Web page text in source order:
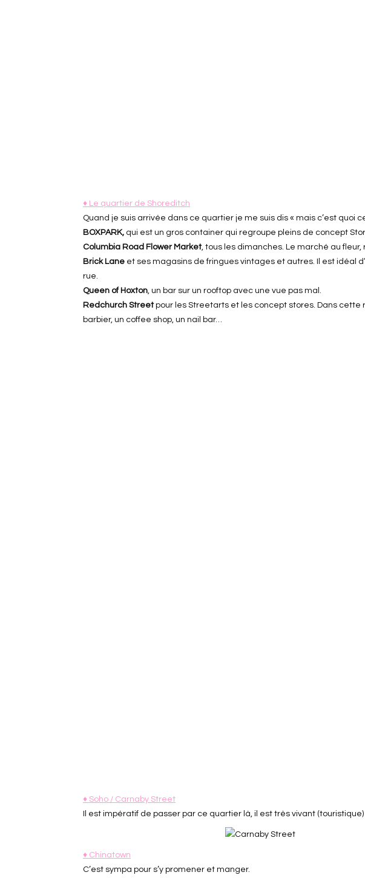
♦ Le quartier de Shoreditch
Quand je suis arrivée dans ce quartier je me suis dis « mais c’est quoi
BOXPARK, qui est un gros container qui regroupe pleins de concept
Columbia Road Flower Market, tous les dimanches. Le marché au
Brick Lane et ses magasins de fringues vintages et autres. Il est idéal
rue.
Queen of Hoxton , un bar sur un rooftop avec une vue pas mal.
Redchurch Streetpour les Streetarts et les concept stores. Dans cette
barbier, un coffee shop, un nail bar…
♦ Soho / Carnaby Street
Il est impératif de passer par ce quartier là, il est très vivant
♦ Chinatown
C’est sympa pour s’y promener et manger.